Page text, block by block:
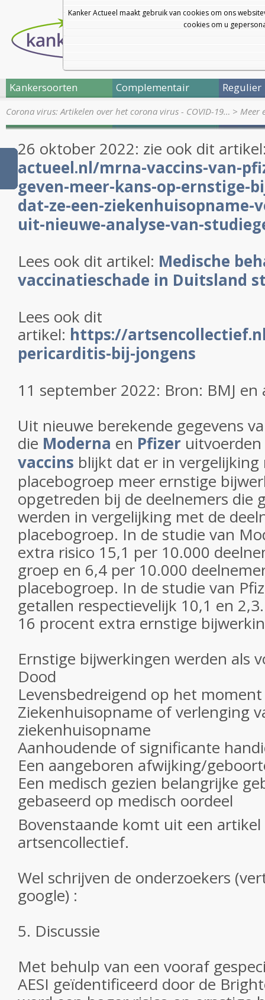
Kanker Actueel maakt gebruik van cookies om ons
cookies om u
Kankersoorten Complementair Regulier
Corona virus: Artikelen over het corona virus - COVID-19… > Meer
26 oktober 2022: zie ook dit
actueel.nl/mrna-vaccins-van-
geven-meer-kans-op-ernstige-
dat-ze-een-
uit-nieuwe-analyse-van-
Lees ook dit artikel: Medische
vaccinatieschade in Duitsland
Lees ook dit
artikel: https://
pericarditis-bij-jongens
11 september 2022: Bron: BMJ
Uit nieuwe berekende gegevens
die Moderna en Pfizer
vaccins blijkt dat er in vergelijking
placebogroep meer ernstige
opgetreden bij de deelnemers die
werden in vergelijking met de
placebogroep. In de studie van
extra risico 15,1 per 10.000
groep en 6,4 per 10.000
placebogroep. In de studie van
getallen respectievelijk 10,1 en
16 procent extra ernstige
Ernstige bijwerkingen werden als
Dood
Levensbedreigend op het
Ziekenhuisopname of verlenging
ziekenhuisopname
Aanhoudende of significante
Een aangeboren afwijking/
Een medisch gezien belangrijke
gebaseerd op medisch oordeel
Bovenstaande komt uit een
artsencollectief.
Wel schrijven de onderzoekers
google) :
5. Discussie
Met behulp van een vooraf
AESI geïdentificeerd door de